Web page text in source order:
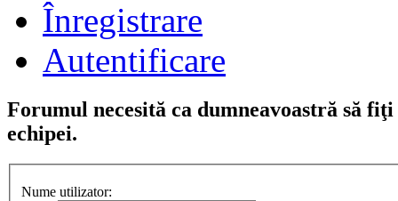
Înregistrare
Autentificare
Forumul necesită ca dumneavoastră să
echipei.
Nume utilizator: